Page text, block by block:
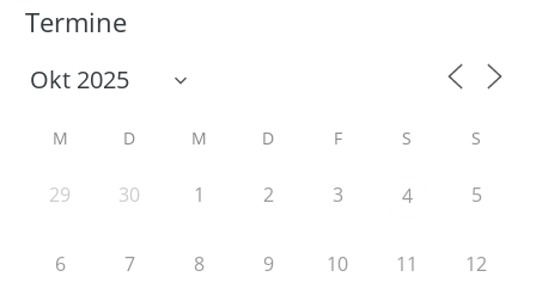
Termine
M D M D F S S
29 30 1 2 3 4 5
6 7 8 9 10 11 12